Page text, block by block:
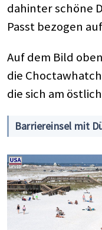
dahinter schöne
Passt bezogen
Auf dem Bild
die
die sich am
Barriereinsel mit